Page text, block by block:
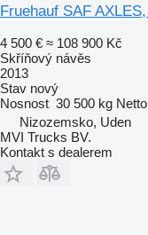
Fruehauf SAF
4 500 € ≈ 108 900 Kč
Skříňový návěs
2013
Stav nový
Nosnost 30 500 kg
Nizozemsko, Uden
MVI Trucks BV.
Kontakt s dealerem